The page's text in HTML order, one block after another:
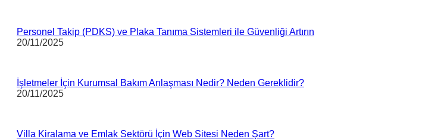
Personel Takip (PDKS) ve Plaka Tanıma Sistemleri ile Güvenliği Artırın
20/11/2025
İşletmeler İçin Kurumsal Bakım Anlaşması Nedir? Neden Gereklidir?
20/11/2025
Villa Kiralama ve Emlak Sektörü İçin Web Sitesi Neden Şart?